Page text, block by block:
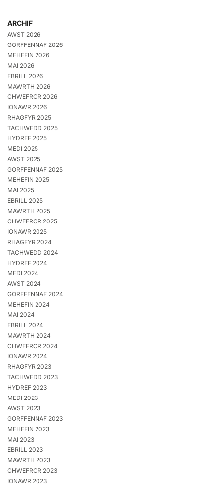
ARCHIF
AWST 2026
GORFFENNAF 2026
MEHEFIN 2026
MAI 2026
EBRILL 2026
MAWRTH 2026
CHWEFROR 2026
IONAWR 2026
RHAGFYR 2025
TACHWEDD 2025
HYDREF 2025
MEDI 2025
AWST 2025
GORFFENNAF 2025
MEHEFIN 2025
MAI 2025
EBRILL 2025
MAWRTH 2025
CHWEFROR 2025
IONAWR 2025
RHAGFYR 2024
TACHWEDD 2024
HYDREF 2024
MEDI 2024
AWST 2024
GORFFENNAF 2024
MEHEFIN 2024
MAI 2024
EBRILL 2024
MAWRTH 2024
CHWEFROR 2024
IONAWR 2024
RHAGFYR 2023
TACHWEDD 2023
HYDREF 2023
MEDI 2023
AWST 2023
GORFFENNAF 2023
MEHEFIN 2023
MAI 2023
EBRILL 2023
MAWRTH 2023
CHWEFROR 2023
IONAWR 2023